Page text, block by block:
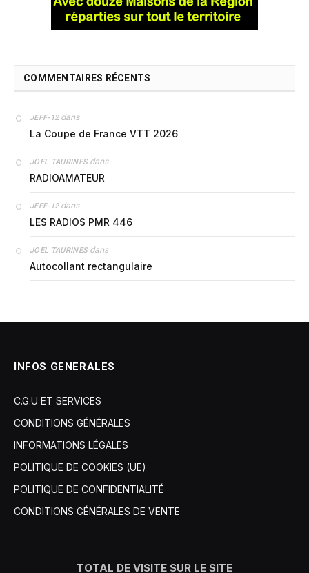
COMMENTAIRES RÉCENTS
JEFF-12dans
La Coupe de France VTT 2026
JOEL TAURINESdans
RADIOAMATEUR
JEFF-12dans
LES RADIOS PMR 446
JOEL TAURINESdans
Autocollant rectangulaire
INFOS GENERALES
C.G.U ET SERVICES
CONDITIONS GÉNÉRALES
INFORMATIONS LÉGALES
POLITIQUE DE COOKIES (UE)
POLITIQUE DE CONFIDENTIALITÉ
CONDITIONS GÉNÉRALES DE VENTE
TOTAL DE VISITE SUR LE SITE